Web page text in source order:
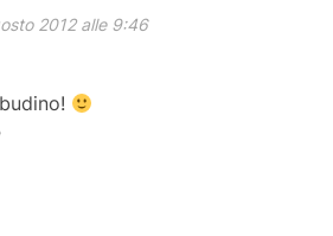
2012 alle 9:46